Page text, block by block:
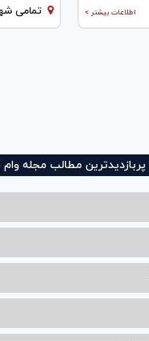
اطلاعات بیشتر > تمامی
پربازدیدترین مطالب مجله وام